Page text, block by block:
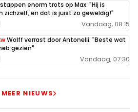
enorm trots op Max: "Hij is
zichzelf, en dat is juist zo geweldig!"
Vandaag, 08:15
Wolff verrast door Antonelli: "Beste wat
gezien"
Vandaag, 07:30
MEER NIEUWS